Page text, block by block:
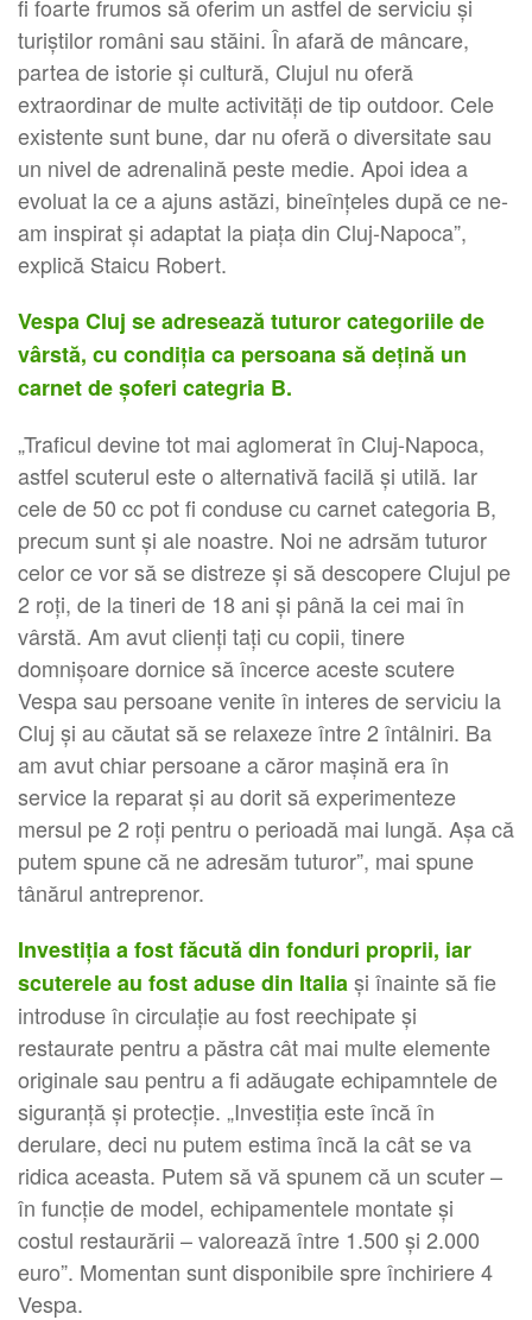
fi foarte frumos să oferim un astfel de serviciu și
turiștilor români sau stăini. În afară de mâncare,
partea de istorie şi cultură, Clujul nu oferă
extraordinar de multe activități de tip outdoor. Cele
existente sunt bune, dar nu oferă o diversitate sau
un nivel de adrenalină peste medie. Apoi idea a
evoluat la ce a ajuns astăzi, bineînțeles după ce ne-
am inspirat și adaptat la piața din Cluj-Napoca”,
explică Staicu Robert.
Vespa Cluj se adresează tuturor categoriile de
vârstă, cu condiţia ca persoana să deţină un
carnet de şoferi categria B.
„Traficul devine tot mai aglomerat în Cluj-Napoca,
astfel scuterul este o alternativă facilă și utilă. Iar
cele de 50 cc pot fi conduse cu carnet categoria B,
precum sunt și ale noastre. Noi ne adrsăm tuturor
celor ce vor să se distreze și să descopere Clujul pe
2 roți, de la tineri de 18 ani şi până la cei mai în
vârstă. Am avut clienți tați cu copii, tinere
domnișoare dornice să încerce aceste scutere
Vespa sau persoane venite în interes de serviciu la
Cluj și au căutat să se relaxeze între 2 întâlniri. Ba
am avut chiar persoane a căror mașină era în
service la reparat și au dorit să experimenteze
mersul pe 2 roți pentru o perioadă mai lungă. Așa că
putem spune că ne adresăm tuturor”, mai spune
tânărul antreprenor.
Investiţia a fost făcută din fonduri proprii, iar
scuterele au fost aduse din Italiași înainte să fie
introduse în circulaţie au fost reechipate și
restaurate pentru a păstra cât mai multe elemente
originale sau pentru a fi adăugate echipamntele de
siguranță și protecție. „Investiția este încă în
derulare, deci nu putem estima încă la cât se va
ridica aceasta. Putem să vă spunem că un scuter –
în funcție de model, echipamentele montate și
costul restaurării – valorează între 1.500 și 2.000
euro”. Momentan sunt disponibile spre închiriere 4
Vespa.